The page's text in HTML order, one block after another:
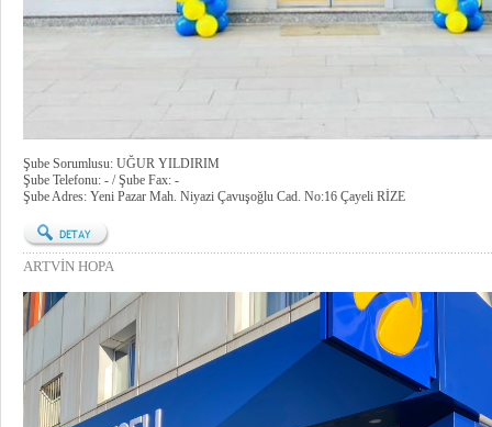
Şube Sorumlusu: UĞUR YILDIRIM
Şube Telefonu: - / Şube Fax: -
Şube Adres: Yeni Pazar Mah. Niyazi Çavuşoğlu Cad. No:16 Çayeli RİZE
ARTVİN HOPA